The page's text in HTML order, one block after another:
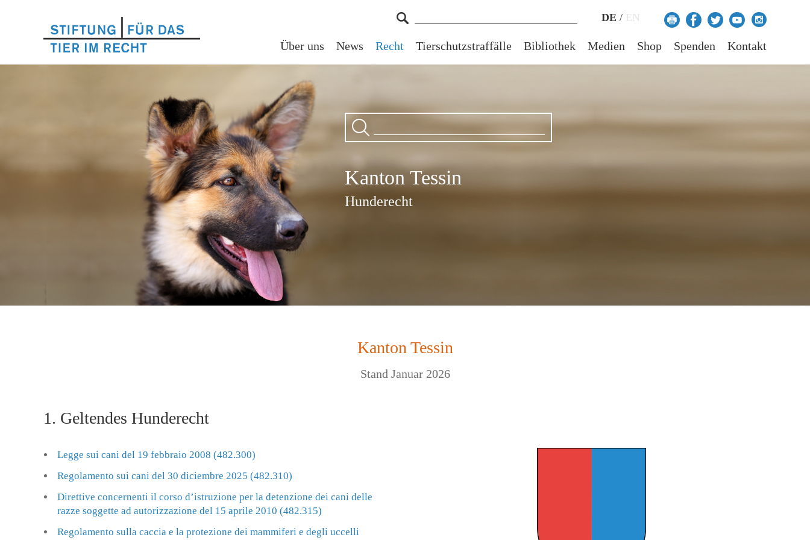
DE / EN
Über uns News Recht Tierschutzstraffälle Bibliothek Medien Shop Spenden Kontakt
Kanton Tessin
Hunderecht
Kanton Tessin
Stand Januar 2026
1. Geltendes Hunderecht
Legge sui cani del 19 febbraio 2008 (482.300)
Regolamento sui cani del 30 diciembre 2025 (482.310)
Direttive concernenti il corso d’istruzione per la detenzione dei cani delle
razze soggette ad autorizzazione del 15 aprile 2010 (482.315)
Regolamento sulla caccia e la protezione dei mammiferi e degli uccelli